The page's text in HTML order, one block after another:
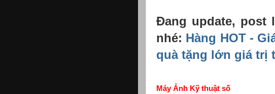
Đang update, post
nhé: Hàng HOT -
quà tặng lớn giá trị
Máy Ảnh Kỹ thuật số